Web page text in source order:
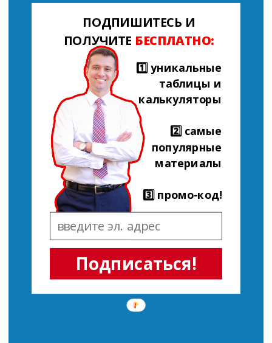
Подписаться!
ПОДПИШИТЕСЬ И
ПОЛУЧИТЕ БЕСПЛАТНО:
1️⃣ уникальные
таблицы и
калькуляторы
2️⃣ самые
популярные
материалы
3️⃣ промо-код!